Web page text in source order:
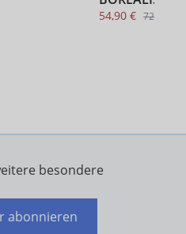
54,90 € 72,95 €
besondere
abonnieren